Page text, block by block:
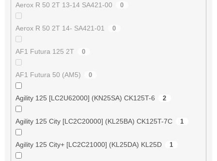
Aerox R 50 2T 13-14 SA421-00 0
Aerox R 50 2T 14- SA421-01 0
AF1 Futura 125 2T 0
AF1 Futura 50 (AM5) 0
Agility 125 [LC2U62000] (KN25SA) CK125T-6 2
Agility 125 City [LC2C20000] (KL25BA) CK125T-7C 1
Agility 125 City+ [LC2C21000] (KL25DA) KL25D 1